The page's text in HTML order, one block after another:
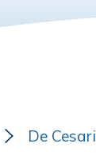
De Cesari